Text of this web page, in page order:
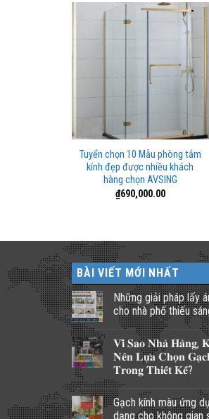
Tuyển chọn 10 Mẫu phòng tắm
kính đẹp được nhiều khách
hàng chọn AVSING
₫690,000.00
BÀI VIẾT MỚI NHẤT
Những giải pháp lấy
cho nhà phố thiếu
Không
bình
luận
ở
Những
giải
pháp
lấy
ánh
sáng
𝐕𝐢̀ 𝐒𝐚𝐨 𝐍𝐡𝐚̀ 𝐇𝐚̀𝐧𝐠,
𝐍𝐞̂𝐧 𝐋𝐮̛̣𝐚 𝐂𝐡𝐨̣𝐧
𝐓𝐫𝐨𝐧𝐠 𝐓𝐡𝐢𝐞̂́𝐭 𝐊𝐞̂́?
Không
có
bình
luận
Gạch kính màu ứng
dạng cho không gian